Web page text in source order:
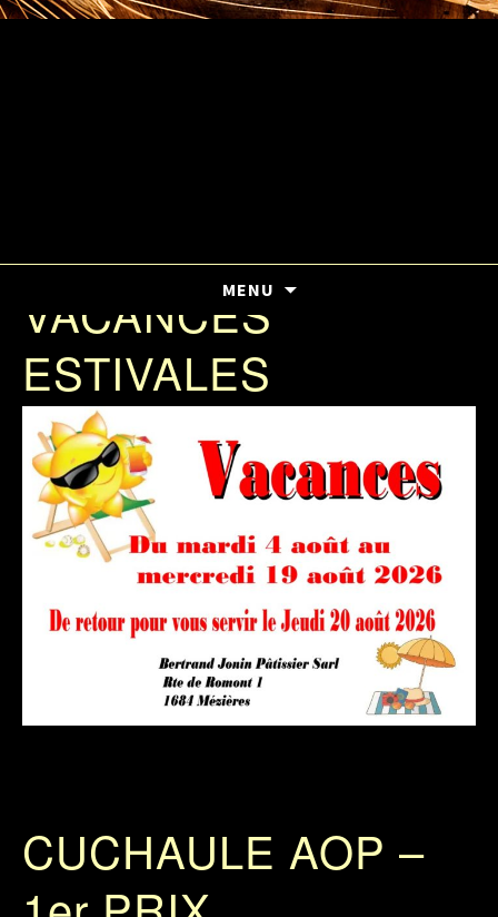
MENU
VACANCES
ESTIVALES
CUCHAULE AOP –